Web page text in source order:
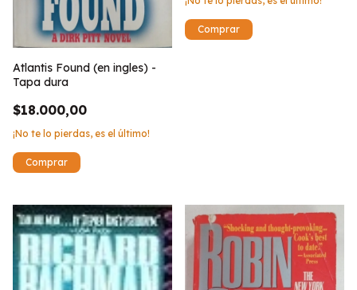
Atlantis Found (en ingles) -
Tapa dura
$18.000,00
¡No te lo pierdas, es el último!